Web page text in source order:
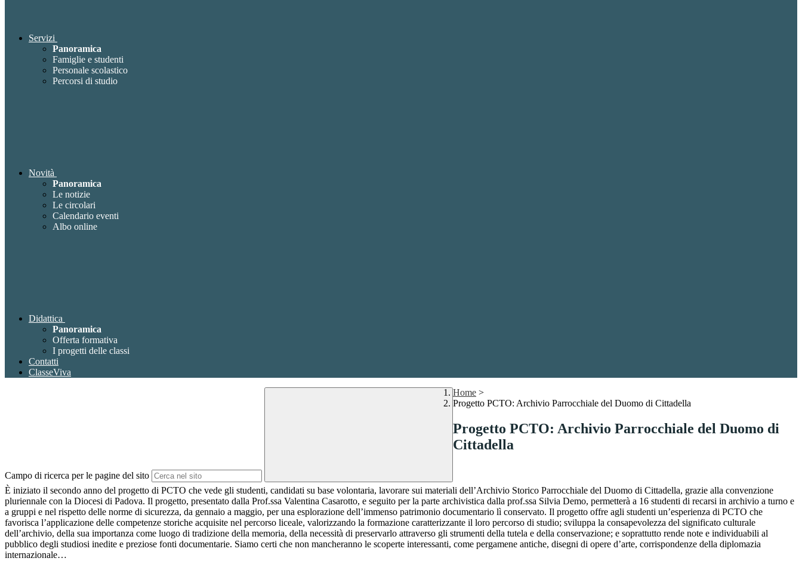
Servizi
Panoramica
Famiglie e studenti
Personale scolastico
Percorsi di studio
Novità
Panoramica
Le notizie
Le circolari
Calendario eventi
Albo online
Didattica
Panoramica
Offerta formativa
I progetti delle classi
Contatti
ClasseViva
Campo di ricerca per le pagine del sito
Home >
Progetto PCTO: Archivio Parrocchiale del Duomo di Cittadella
Progetto PCTO: Archivio Parrocchiale del Duomo di
Cittadella
È iniziato il secondo anno del progetto di PCTO che vede gli studenti, candidati su base volontaria, lavorare sui materiali dell’Archivio Storico Parrocchiale del Duomo di Cittadella, grazie alla convenzione
pluriennale con la Diocesi di Padova. Il progetto, presentato dalla Prof.ssa Valentina Casarotto, e seguito per la parte archivistica dalla prof.ssa Silvia Demo, permetterà a 16 studenti di recarsi in archivio a turno e
a gruppi e nel rispetto delle norme di sicurezza, da gennaio a maggio, per una esplorazione dell’immenso patrimonio documentario lì conservato. Il progetto offre agli studenti un’esperienza di PCTO che
favorisca l’applicazione delle competenze storiche acquisite nel percorso liceale, valorizzando la formazione caratterizzante il loro percorso di studio; sviluppa la consapevolezza del significato culturale
dell’archivio, della sua importanza come luogo di tradizione della memoria, della necessità di preservarlo attraverso gli strumenti della tutela e della conservazione; e soprattutto rende note e individuabili al
pubblico degli studiosi inedite e preziose fonti documentarie. Siamo certi che non mancheranno le scoperte interessanti, come pergamene antiche, disegni di opere d’arte, corrispondenze della diplomazia
internazionale…